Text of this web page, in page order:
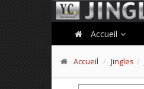
Accueil
Accueil Jingles